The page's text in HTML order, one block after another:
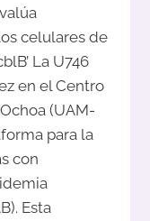
celulares de
La U746
en el Centro
(UAM-
para la
con
Esta